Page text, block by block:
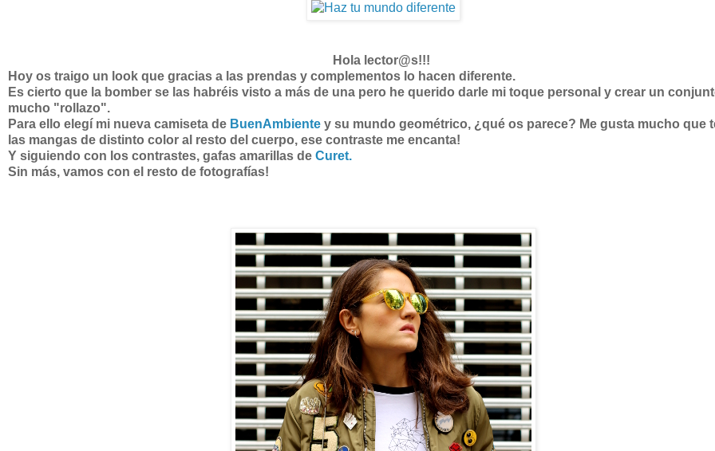
Hola lector@s!!!
Hoy os traigo un look que gracias a las prendas y complementos lo hacen diferente.
Es cierto que la bomber se las habréis visto a más de una pero he querido darle mi toque personal y crear un
mucho "rollazo".
Para ello elegí mi nueva camiseta de BuenAmbiente y su mundo geométrico, ¿qué os parece? Me gusta mucho que
las mangas de distinto color al resto del cuerpo, ese contraste me encanta!
Y siguiendo con los contrastes, gafas amarillas de Curet.
Sin más, vamos con el resto de fotografías!